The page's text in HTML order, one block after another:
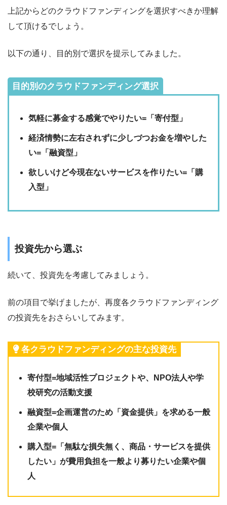
上記からどのクラウドファンディングを選択すべきか理解
して頂けるでしょう。
以下の通り、目的別で選択を提示してみました。
目的別のクラウドファンディング選択
気軽に募金する感覚でやりたい=「寄付型」
経済情勢に左右されずに少しづつお金を増やした
い=「融資型」
欲しいけど今現在ないサービスを作りたい=「購
入型」
投資先から選ぶ
続いて、投資先を考慮してみましょう。
前の項目で挙げましたが、再度各クラウドファンディング
の投資先をおさらいしてみます。
各クラウドファンディングの主な投資先
寄付型=地域活性プロジェクトや、NPO法人や学
校研究の活動支援
融資型=企画運営のため「資金提供」を求める一般
企業や個人
購入型=「無駄な損失無く、商品・サービスを提供
したい」が費用負担を一般より募りたい企業や個
人